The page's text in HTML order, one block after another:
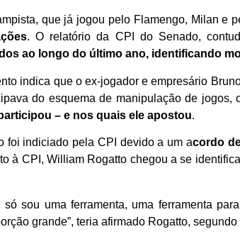
que já jogou pelo Flamengo, Milan e
. O relatório da CPI do Senado,
ao longo do último ano, identificando
indica que o ex-jogador e empresário
do esquema de manipulação de jogos,
– e nos quais ele apostou.
foi indiciado pela CPI devido a um acordo
à CPI, William Rogatto chegou a se
só sou uma ferramenta, uma ferramenta
grande”, teria afirmado Rogatto,